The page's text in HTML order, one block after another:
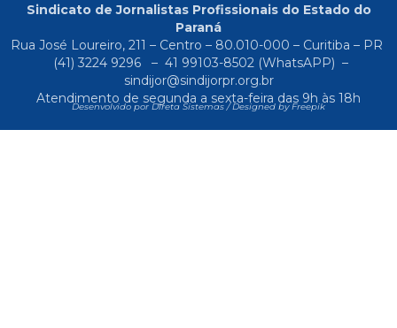
Sindicato de Jornalistas Profissionais do Estado do
Paraná
Rua José Loureiro, 211 – Centro – 80.010-000 – Curitiba – PR
(41) 3224 9296
– 41 99103-8502(WhatsAPP) –
sindijor@sindijorpr.org.br
Atendimento de segunda a sexta-feira das 9h às 18h
Desenvolvido por Direta Sistemas /Designed by Freepik